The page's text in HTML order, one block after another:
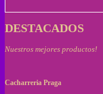
DESTACADOS
Nuestros mejores productos!
Cacharreria Praga